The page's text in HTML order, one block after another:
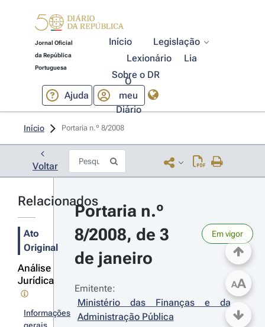
Jornal Oficial
da República
Portuguesa
Início
Legislação
Lexionário
Lia
Sobre o DR
Ajuda
O
meu
Diário
Início Portaria n.º 8/2008
Voltar
Relacionados
Ato
Original
Análise
Jurídica
Informações
Portaria n.º
8/2008, de 3
de janeiro
Em vigor
Emitente:
Ministério das Finanças e da
Administração Pública
AA